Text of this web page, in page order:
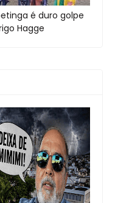
é duro golpe
Hagge